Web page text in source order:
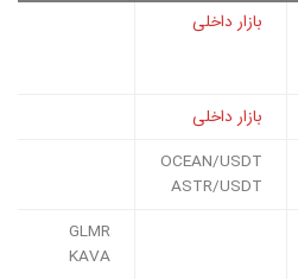
بازار داخلی
بازار داخلی
OCEAN/USDT
ASTR/USDT
GLMR
KAVA